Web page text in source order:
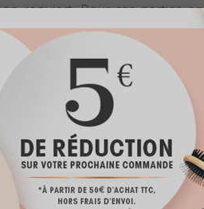
requiert. Pour ses parties en
avec le shampooing Texture et
faire surprendre pour mieux